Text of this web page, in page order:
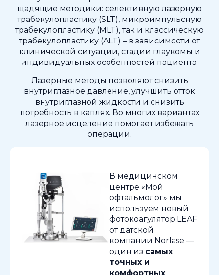
щадящие методики: селективную лазерную
трабекулопластику (SLT), микроимпульсную
трабекулопластику (MLT), так и классическую
трабекулопластику (ALT) – в зависимости от
клинической ситуации, стадии глаукомы и
индивидуальных особенностей пациента.
Лазерные методы позволяют снизить
внутриглазное давление, улучшить отток
внутриглазной жидкости и снизить
потребность в каплях. Во многих вариантах
лазерное исцеление помогает избежать
операции.
В медицинском
центре «Мой
офтальмолог» мы
используем новый
фотокоагулятор LEAF
от датской
компании Norlase —
один из самых
точных и
комфортных